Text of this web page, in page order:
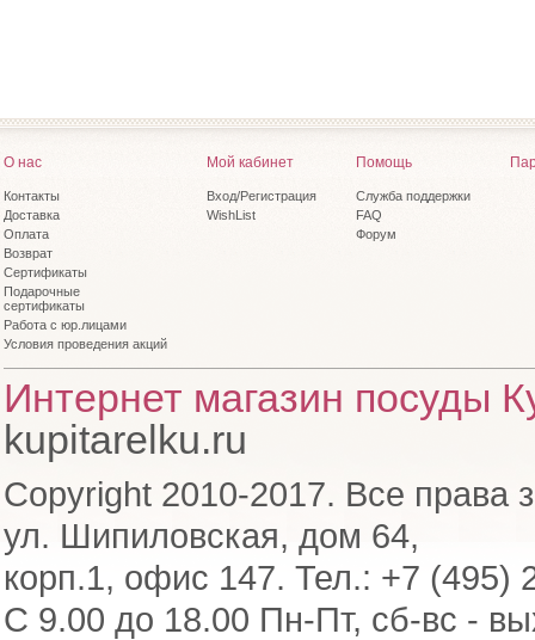
О нас
Контакты
Доставка
Оплата
Возврат
Сертификаты
Подарочные
сертификаты
Работа с юр.лицами
Условия проведения акций
Мой кабинет
Вход/Регистрация
WishList
Помощь
Служба поддержки
FAQ
Форум
Интернет магазин посуды
kupitarelku.ru
Copyright 2010-2017. Все права
ул. Шипиловская, дом 64,
корп.1, офис 147. Тел.: +7 (495)
С 9.00 до 18.00 Пн-Пт, сб-вс -